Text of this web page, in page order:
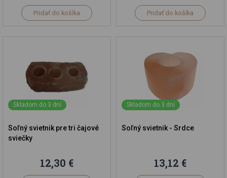
Pridať do košíka Pridať do košíka
Skladom do 3 dní
Soľný svietnik pre tri čajové
sviečky
12,30 €
Skladom do 3 dní
Soľný svietnik - Srdce
13,12 €